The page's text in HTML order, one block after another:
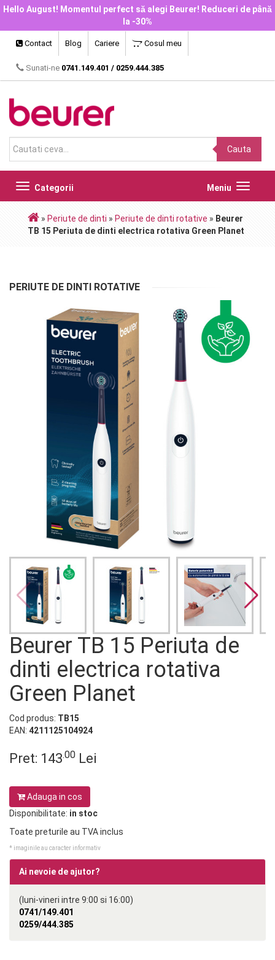
Hello August! Momentul perfect să alegi Beurer! Reduceri de până
la -30%
Contact Blog Cariere Cosul meu
Sunati-ne 0741.149.401 / 0259.444.385
Cauta
Categorii
Toggle
navigation
Meniu
Toggle
» Periute de dinti » Periute de dinti rotative » Beurer
TB 15 Periuta de dinti electrica rotativa Green Planet
PERIUTE DE DINTI ROTATIVE
Beurer TB 15 Periuta de
dinti electrica rotativa
Green Planet
Cod produs: TB15
EAN: 4211125104924
Pret: 143.00 Lei
Adauga in cos
Disponibilitate: in stoc
Toate preturile au TVA inclus
* imaginile au caracter informativ
Ai nevoie de ajutor?
(luni-vineri intre 9:00 si 16:00)
0741/149.401
0259/444.385